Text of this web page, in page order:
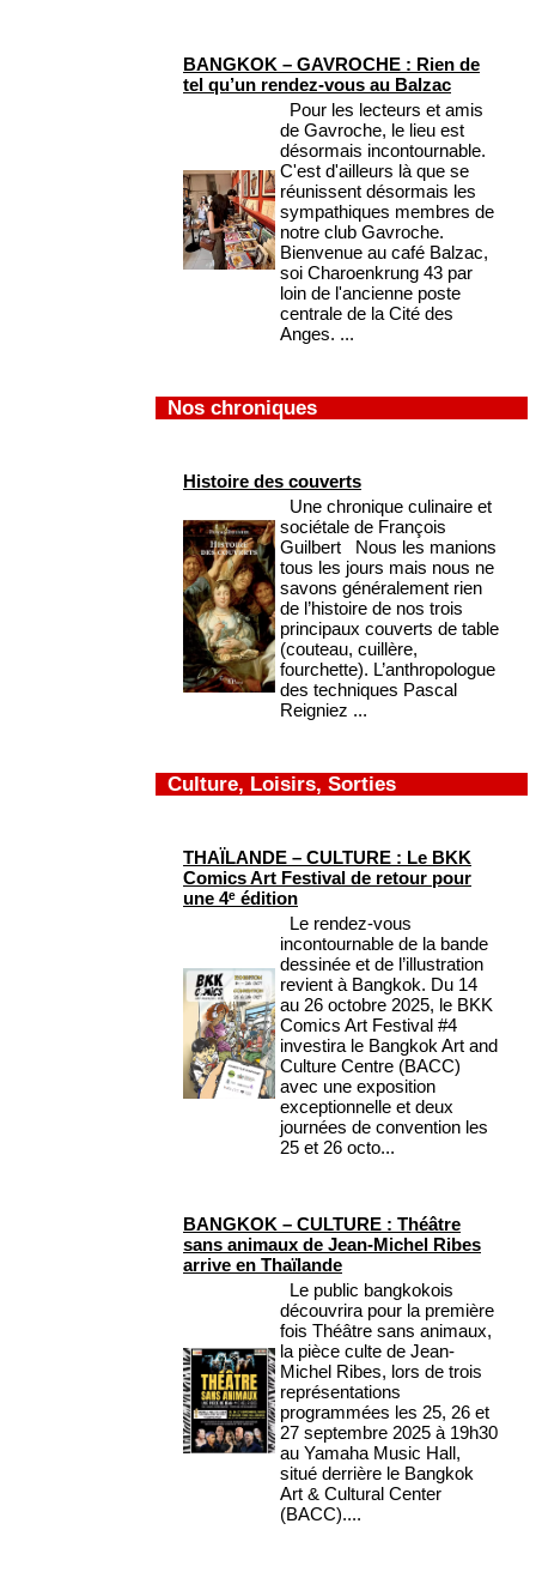
BANGKOK – GAVROCHE : Rien de
tel qu’un rendez-vous au Balzac
Pour les lecteurs et amis
de Gavroche, le lieu est
désormais incontournable.
C'est d'ailleurs là que se
réunissent désormais les
sympathiques membres de
notre club Gavroche.
Bienvenue au café Balzac,
soi Charoenkrung 43 par
loin de l'ancienne poste
centrale de la Cité des
Anges. ...
Nos chroniques
Histoire des couverts
Une chronique culinaire et
sociétale de François
Guilbert Nous les manions
tous les jours mais nous ne
savons généralement rien
de l’histoire de nos trois
principaux couverts de table
(couteau, cuillère,
fourchette). L’anthropologue
des techniques Pascal
Reigniez ...
Culture, Loisirs, Sorties
THAÏLANDE – CULTURE : Le BKK
Comics Art Festival de retour pour
une 4ᵉ édition
Le rendez-vous
incontournable de la bande
dessinée et de l’illustration
revient à Bangkok. Du 14
au 26 octobre 2025, le BKK
Comics Art Festival #4
investira le Bangkok Art and
Culture Centre (BACC)
avec une exposition
exceptionnelle et deux
journées de convention les
25 et 26 octo...
BANGKOK – CULTURE : Théâtre
sans animaux de Jean-Michel Ribes
arrive en Thaïlande
Le public bangkokois
découvrira pour la première
fois Théâtre sans animaux,
la pièce culte de Jean-
Michel Ribes, lors de trois
représentations
programmées les 25, 26 et
27 septembre 2025 à 19h30
au Yamaha Music Hall,
situé derrière le Bangkok
Art & Cultural Center
(BACC)....